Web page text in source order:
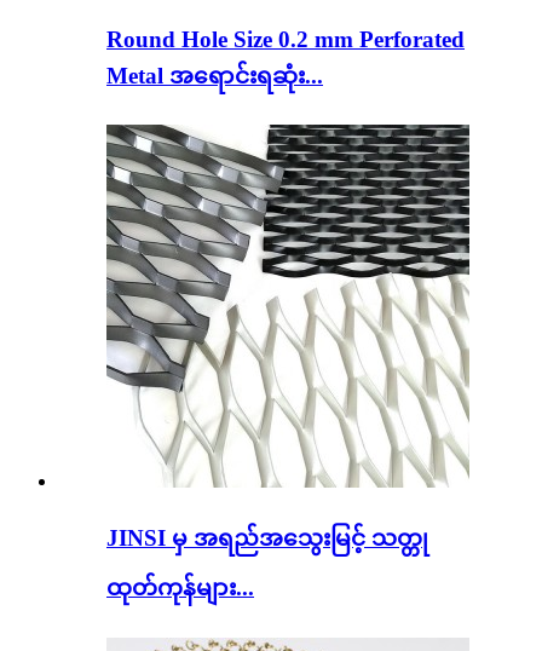
Round Hole Size 0.2 mm Perforated
Metal အရောင်းရဆုံး...
JINSI မှ အရည်အသွေးမြင့် သတ္တု
ထုတ်ကုန်များ...